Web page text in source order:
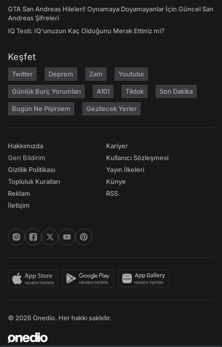
GTA San Andreas Hileleri! Oynamaya Doyamayanlar İçin Güncel San
Andreas Şifreleri
IQ Testi: IQ'unuzun Kaç Olduğunu Merak Ettiniz mi?
Keşfet
Twitter Deprem Zam Youtube
Günlük Burç Yorumları A101 Tiktok Son Dakika
Bugün Ne Pişirsem Gezilecek Yerler
Hakkımızda
Geri Bildirim
Gizlilik Politikası
Topluluk Kuralları
Reklam
İletişim
Kariyer
Kullanıcı Sözleşmesi
Yayın İlkeleri
Künye
RSS
© 2026 Onedio. Her hakkı saklıdır.